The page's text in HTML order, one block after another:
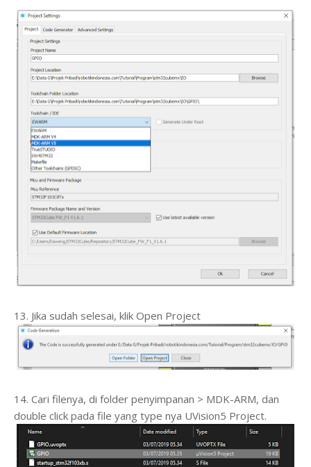
13. Jika sudah selesai, klik Open Project
14. Cari filenya, di folder penyimpanan > MDK-ARM, dan
double click pada file yang type nya UVision5 Project.